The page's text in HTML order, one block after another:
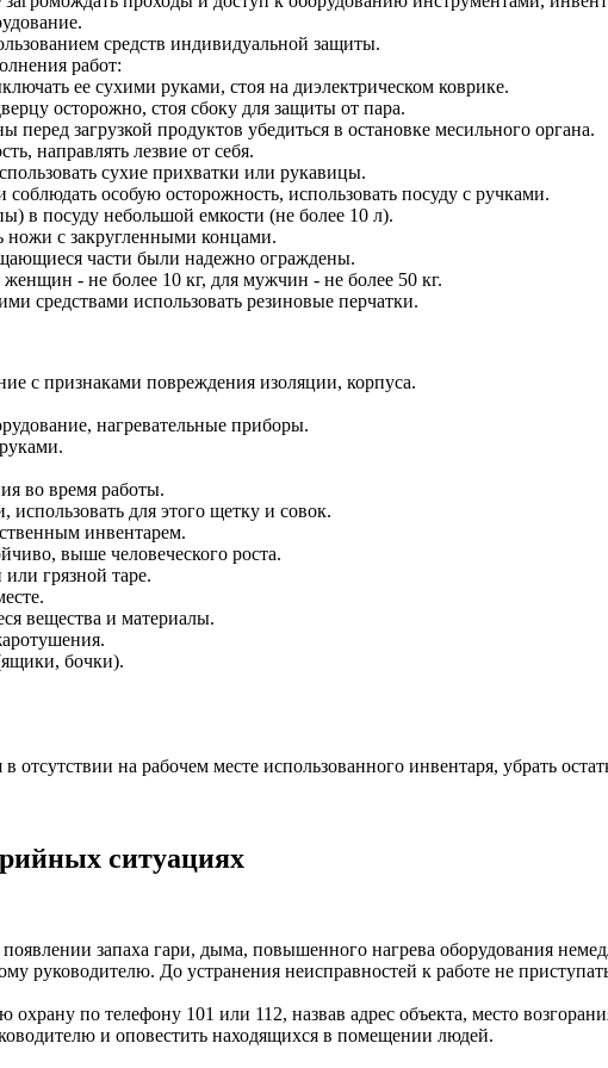
средств индивидуальной защиты.
работ:
ее сухими руками, стоя на диэлектрическом коврике.
осторожно, стоя сбоку для защиты от пара.
загрузкой продуктов убедиться в остановке месильного органа.
направлять лезвие от себя.
сухие прихватки или рукавицы.
особую осторожность, использовать посуду с ручками.
в посуду небольшой емкости (не более 10 л).
ножи с закругленными концами.
части были надежно ограждены.
- не более 10 кг, для мужчин - не более 50 кг.
использовать резиновые перчатки.
с признаками повреждения изоляции, корпуса.
нагревательные приборы.
во время работы.
для этого щетку и совок.
инвентарем.
выше человеческого роста.
грязной таре.
вещества и материалы.
бочки).
на рабочем месте использованного инвентаря, убрать
ситуациях
запаха гари, дыма, повышенного нагрева оборудования
руководителю. До устранения неисправностей к работе не
по телефону 101 или 112, назвав адрес объекта, место
и оповестить находящихся в помещении людей.